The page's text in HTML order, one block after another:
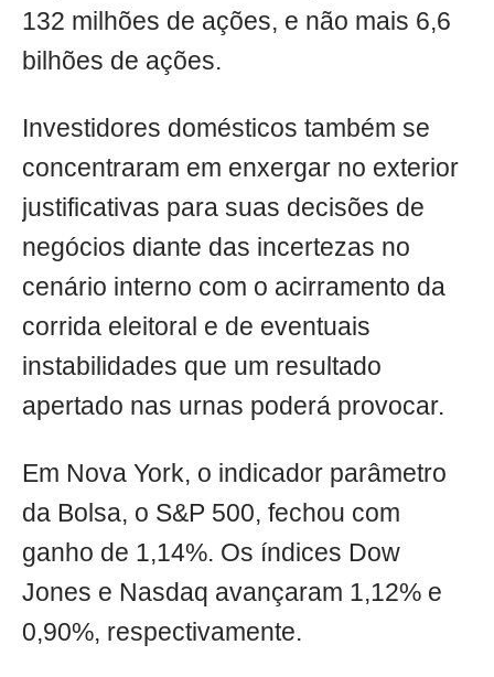
132 milhões de ações, e não mais 6,6
bilhões de ações.
Investidores domésticos também se
concentraram em enxergar no exterior
justificativas para suas decisões de
negócios diante das incertezas no
cenário interno com o acirramento da
corrida eleitoral e de eventuais
instabilidades que um resultado
apertado nas urnas poderá provocar.
Em Nova York, o indicador parâmetro
da Bolsa, o S&P 500, fechou com
ganho de 1,14%. Os índices Dow
Jones e Nasdaq avançaram 1,12% e
0,90%, respectivamente.